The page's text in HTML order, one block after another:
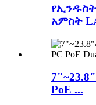
አምስት
PoE ...